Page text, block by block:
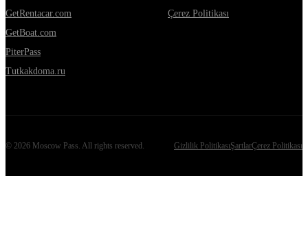
GetRentacar.com
GetBoat.com
PiterPass
Tutkakdoma.ru
Çerez Politikası
© 2026 Moscow Pass . All rights reserved. Gizlilik PolitikasıŞartlarÇerez Politikası